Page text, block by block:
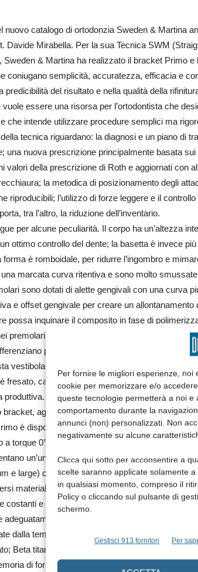
Per fornire le migliori esperienze,
cookie per memorizzare e/o
queste tecnologie permetterà a noi
comportamento durante la
annunci (non) personalizzati. Non
negativamente su alcune
Clicca qui sotto per acconsentire a
scelte saranno applicate solamente
in qualsiasi momento, compreso il
Policy o cliccando sul pulsante di
schermo.
Gestisci 913 fornitori Per
nuovo catalogo di ortodonzia Sweden & Martina
Davide Mirabella. Per la sua Tecnica SWM
Sweden & Martina ha realizzato il bracket Primo
coniugano semplicità, accuratezza, efficacia e
predicibilità del risultato e nella qualità della
essere una risorsa per l’ortodontista che
che intende utilizzare procedure semplici ma
tecnica riguardano: la diagnosi e un piano di
una nuova prescrizione principalmente basata
valori della prescrizione di Roth e aggiornati con
la metodica di posizionamento degli
riproducibili; l’utilizzo di forze leggere e il
tra l’altro, la riduzione dell’inventario.
per alcune peculiarità. Il corpo ha un’altezza
ottimo controllo del dente; la basetta è invece
forma è romboidale, per ridurre l’ingombro e
marcata curva ritentiva e sono molto
sono dotati di alette gengivali con una curva
e offset gengivale per creare un
possa inquinare il composito in fase di
premolari evitano inoltre eventuali interferenze
per la peculiare forma “a freccia”, che
vestibolare. Il corpo di Primo è realizzato con la
fresato, caratteristica che garantisce una
produttiva. Infine, i codici colori identificano non
agevolando il clinico nel gestire
è disponibile sia nella prescrizione SWM che
torque 0°.
un’unica forma d’arcata, un design
e large) che si adattano, combinate, sia
materiali: una lega di Nichel Titanio
costanti e sufficienti a determinare lo spostamento
raffreddata, è in grado di rilasciare
dalla temperatura del cavo orale, permettendo
Beta titanio, una particolare lega di Titanio
di forma, potendo subire ampie deflessioni